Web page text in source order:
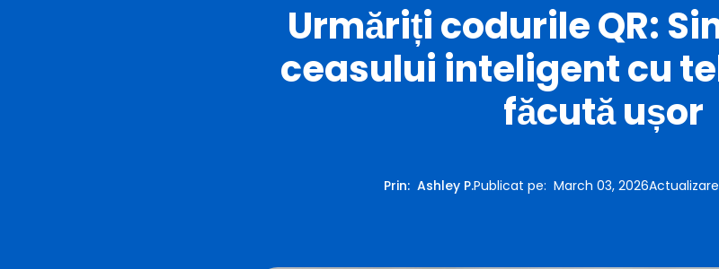
Urmăriți codurile QR:
ceasului inteligent cu
făcută ușor
Prin: Ashley P.Publicat pe: March 03, 2026Actualizare